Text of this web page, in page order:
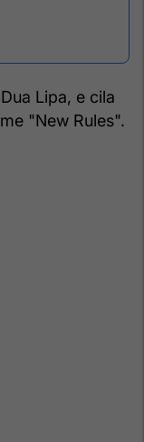
Lipa, e cila
"New Rules".